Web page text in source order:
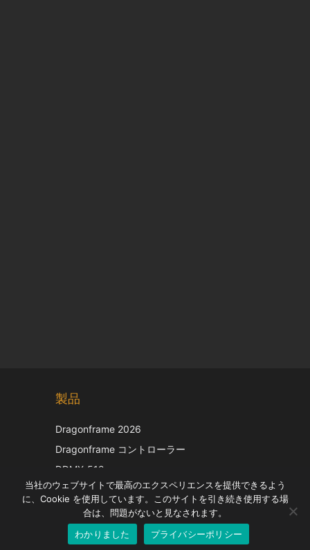
製品
Dragonframe 2026
Dragonframe コントローラー
DDMX-512
DMC-32
EOS LV補正キャップ
当社のウェブサイトで最高のエクスペリエンスを提供できるよう
に、Cookie を使用しています。このサイトを引き続き使用する場
合は、問題がないと見なされます。
わかりました
プライバシーポリシー
Japanese
English
German